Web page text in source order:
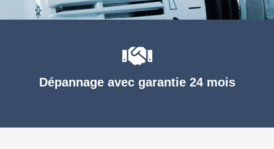
Dépannage avec garantie 24 mois